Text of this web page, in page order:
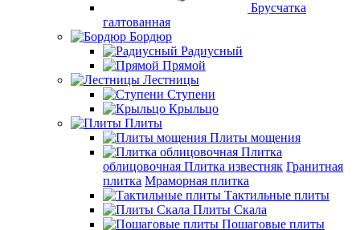
Брусчатка
галтованная
Бордюр
Радиусный
Прямой
Лестницы
Ступени
Крыльцо
Плиты
Плиты мощения
Плитка
облицовочная Плитка известняк Гранитная
плитка Мраморная плитка
Тактильные плиты
Плиты Скала
Пошаговые плиты